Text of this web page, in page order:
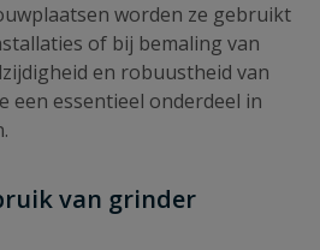
worden ze gebruikt
of bij bemaling van
en robuustheid van
een essentieel onderdeel in
van grinder